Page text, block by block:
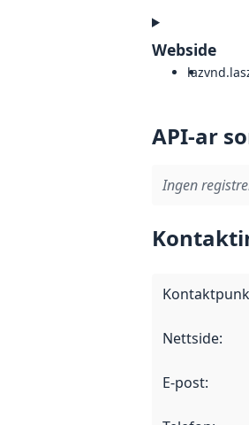
Webside
laz
API-ar
Ingen
Nettside:
E-post: